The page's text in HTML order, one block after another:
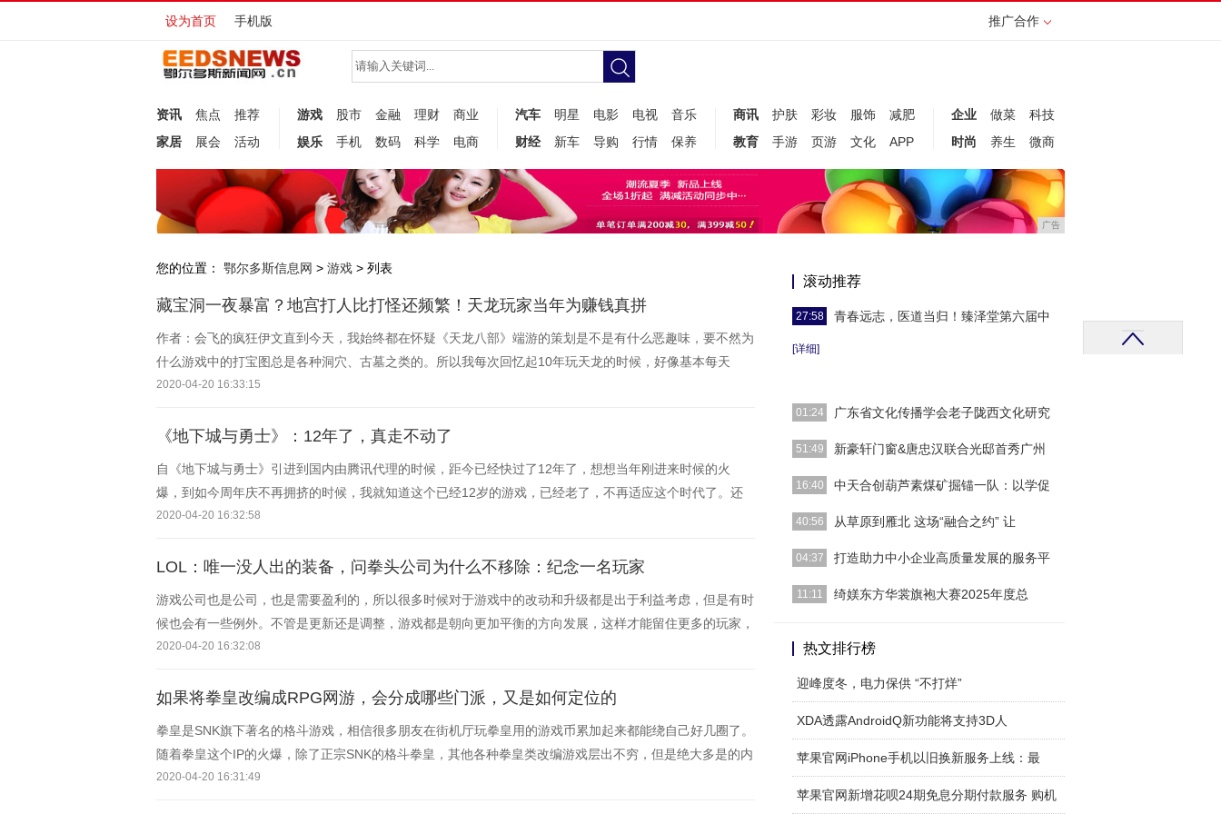
设为首页 手机版 推广合作
资讯 焦点
推荐
家居
展会 活动
游戏 股市 金融 理财
商业
娱乐
手机 数码 科学 电商
汽车 明星 电影 电视
音乐
财经
新车 导购 行情 保养
商讯 护肤 彩妆 服饰
减肥
教育
手游 页游 文化 APP
企业 做菜
科技
时尚
养生 微商
广告
您的位置： 鄂尔多斯信息网 > 游戏 > 列表
藏宝洞一夜暴富？地宫打人比打怪还频繁！天龙玩家当年为赚钱真拼
作者：会飞的疯狂伊文直到今天，我始终都在怀疑《天龙八部》端游的策划是不是有什么恶趣味，要不然为
什么游戏中的打宝图总是各种洞穴、古墓之类的。所以我每次回忆起10年玩天龙的时候，好像基本每天
都“不见天日”
2020-04-20 16:33:15
《地下城与勇士》：12年了，真走不动了
自《地下城与勇士》引进到国内由腾讯代理的时候，距今已经快过了12年了，想想当年刚进来时候的火
爆，到如今周年庆不再拥挤的时候，我就知道这个已经12岁的游戏，已经老了，不再适应这个时代了。还
记得第一次知道
2020-04-20 16:32:58
LOL：唯一没人出的装备，问拳头公司为什么不移除：纪念一名玩家
游戏公司也是公司，也是需要盈利的，所以很多时候对于游戏中的改动和升级都是出于利益考虑，但是有时
候也会有一些例外。不管是更新还是调整，游戏都是朝向更加平衡的方向发展，这样才能留住更多的玩家，
让大家能在一
2020-04-20 16:32:08
如果将拳皇改编成RPG网游，会分成哪些门派，又是如何定位的
拳皇是SNK旗下著名的格斗游戏，相信很多朋友在街机厅玩拳皇用的游戏币累加起来都能绕自己好几圈了。
随着拳皇这个IP的火爆，除了正宗SNK的格斗拳皇，其他各种拳皇类改编游戏层出不穷，但是绝大多是的内
容玩法
2020-04-20 16:31:49
滚动推荐
27:58 青春远志，医道当归！臻泽堂第六届中
[详细]
01:24 广东省文化传播学会老子陇西文化研究
[详细]
51:49 新豪轩门窗&唐忠汉联合光邸首秀广州
[详细]
16:40 中天合创葫芦素煤矿掘锚一队：以学促
[详细]
40:56 从草原到雁北 这场“融合之约” 让
[详细]
04:37 打造助力中小企业高质量发展的服务平
[详细]
11:11 绮媄东方华裳旗袍大赛2025年度总
热文排行榜
迎峰度冬，电力保供 “不打烊”
XDA透露AndroidQ新功能将支持3D人
苹果官网iPhone手机以旧换新服务上线：最
苹果官网新增花呗24期免息分期付款服务 购机